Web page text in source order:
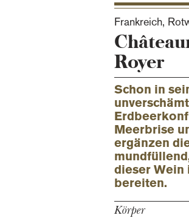
Frankreich,
Royer
Schon in
Meerbrise
ergänzen
dieser Wein
bereiten.
Körper